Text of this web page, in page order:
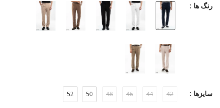
رنگ ها :
سایزها : 42
44
46
48
50
52